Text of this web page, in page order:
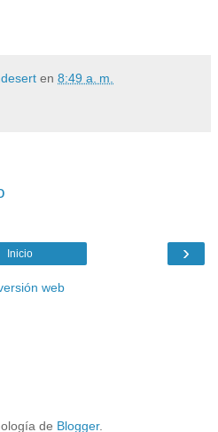
en 8:49 a. m.
›
Inicio
web
de Blogger.